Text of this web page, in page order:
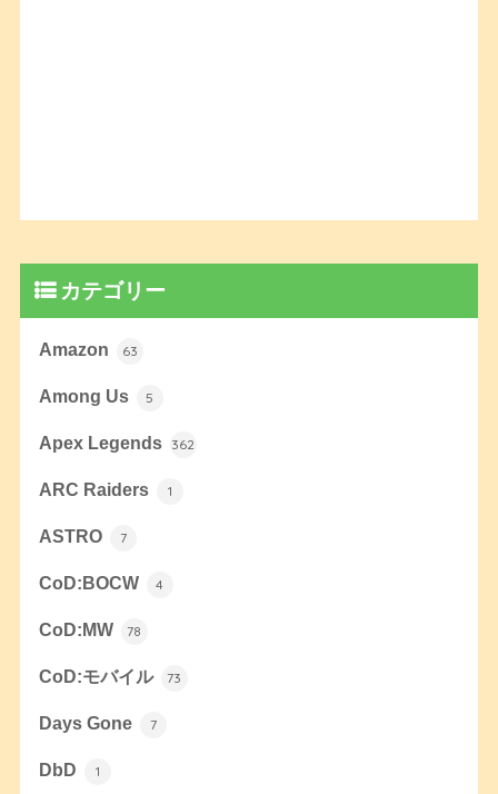
カテゴリー
Amazon 63
Among Us 5
Apex Legends 362
ARC Raiders 1
ASTRO 7
CoD:BOCW 4
CoD:MW 78
CoD:モバイル 73
Days Gone 7
DbD 1